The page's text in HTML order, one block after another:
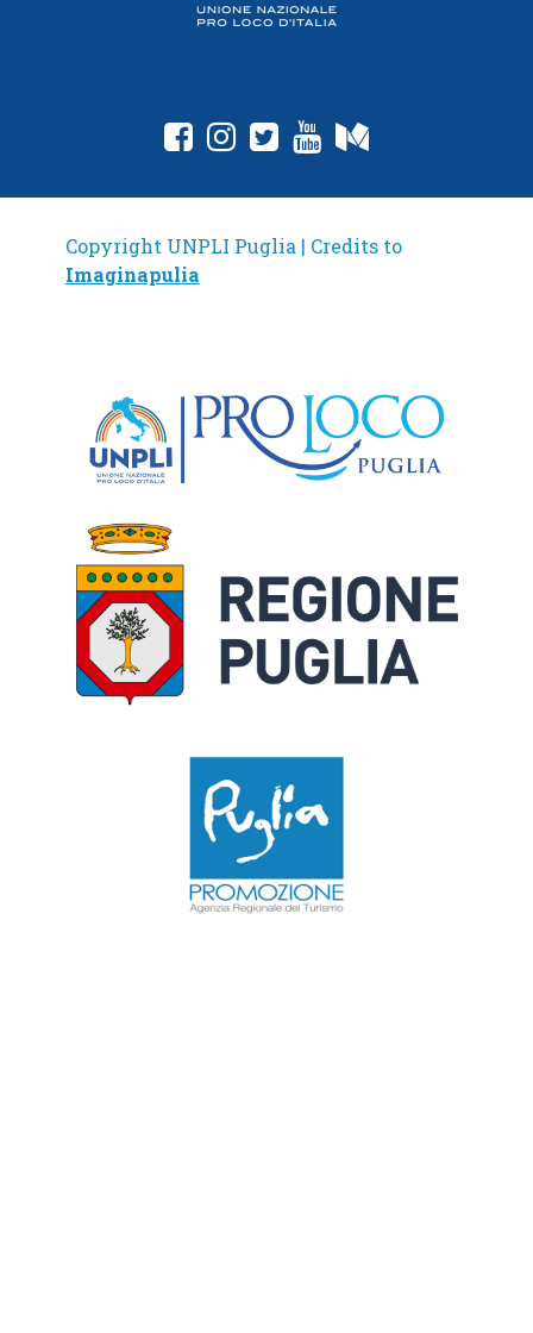
fab fa-facebook-square
fab fa-instagram
fab fa-twitter-square
fab fa-youtube
Copyright UNPLI Puglia | Credits to
Imaginapulia